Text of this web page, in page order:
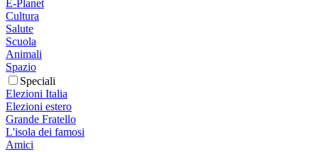
E-Planet
Cultura
Salute
Scuola
Animali
Spazio
Speciali
Elezioni Italia
Elezioni estero
Grande Fratello
L'isola dei famosi
Amici